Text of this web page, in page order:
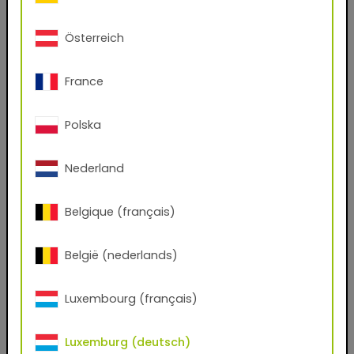
Haben Sie ein Konto bei uns?
Ja
Vorname
E-Mail-Adresse
Telefon
Österreich
France
Polska
Nederland
Belgique (français)
België (nederlands)
Luxembourg (français)
Luxemburg (deutsch)